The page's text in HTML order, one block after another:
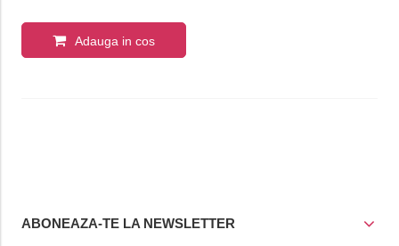
Adauga in cos
ABONEAZA-TE LA NEWSLETTER